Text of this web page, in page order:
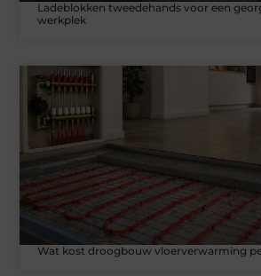
Ladeblokken tweedehands voor een
werkplek
Wat kost droogbouw vloerverwarming